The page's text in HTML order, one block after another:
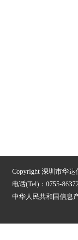
Copyright 深圳市华达
电话(Tel)：0755-
中华人民共和国信息